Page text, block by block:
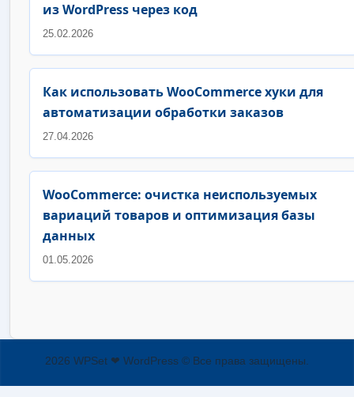
из WordPress через код
25.02.2026
Как использовать WooCommerce хуки для
автоматизации обработки заказов
27.04.2026
WooCommerce: очистка неиспользуемых
вариаций товаров и оптимизация базы
данных
01.05.2026
2026 WPSet ❤ WordPress © Все права защищены.